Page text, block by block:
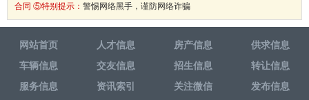
合同 ⑤特别提示： 警惕网络黑手，谨防网络诈骗
网站首页 人才信息 房产信息
供求信息
车辆信息
交友信息 招生信息
转让信息
服务信息
资讯索引 关注微信 发布信息